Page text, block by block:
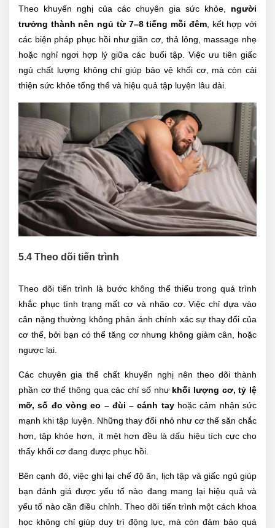
Theo khuyến nghị của các chuyên gia sức khỏe, người
trưởng thành nên ngủ từ 7–8 tiếng mỗi đêm, kết hợp với
các biện pháp phục hồi như giãn cơ, thả lỏng, massage nhẹ
hoặc nghỉ ngơi hợp lý giữa các buổi tập. Việc ưu tiên giấc
ngủ chất lượng không chỉ giúp bảo vệ khối cơ, mà còn cải
thiện sức khỏe tổng thể và hiệu quả tập luyện lâu dài.
5.4 Theo dõi tiến trình
Theo dõi tiến trình là bước không thể thiếu trong quá trình
khắc phục tình trạng mất cơ và nhão cơ. Việc chỉ dựa vào
cân nặng thường không phản ánh chính xác sự thay đổi của
cơ thể, bởi bạn có thể tăng cơ nhưng không giảm cân, hoặc
ngược lại.
Các chuyên gia thể chất khuyến nghị nên theo dõi thành
phần cơ thể thông qua các chỉ số như khối lượng cơ, tỷ lệ
mỡ, số đo vòng eo – đùi – cánh tayhoặc cảm nhận sức
mạnh khi tập luyện. Những thay đổi nhỏ như cơ thể săn chắc
hơn, tập khỏe hơn, ít mệt hơn đều là dấu hiệu tích cực cho
thấy khối cơ đang được phục hồi.
Bên cạnh đó, việc ghi lại chế độ ăn, lịch tập và giấc ngủ giúp
bạn đánh giá được yếu tố nào đang mang lại hiệu quả và
yếu tố nào cần điều chỉnh. Theo dõi tiến trình một cách khoa
học không chỉ giúp duy trì động lực, mà còn đảm bảo quá